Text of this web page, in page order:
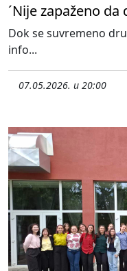
´Nije zapaženo
Dok se suvremeno
info...
07.05.2026. u 20:00